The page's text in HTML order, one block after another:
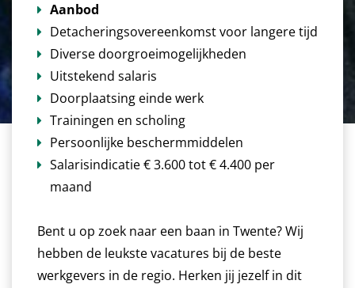
Aanbod
Detacheringsovereenkomst voor langere tijd
Diverse doorgroeimogelijkheden
Uitstekend salaris
Doorplaatsing einde werk
Trainingen en scholing
Persoonlijke beschermmiddelen
Salarisindicatie € 3.600 tot € 4.400 per
maand
Bent u op zoek naar een baan in Twente? Wij
hebben de leukste vacatures bij de beste
werkgevers in de regio. Herken jij jezelf in dit